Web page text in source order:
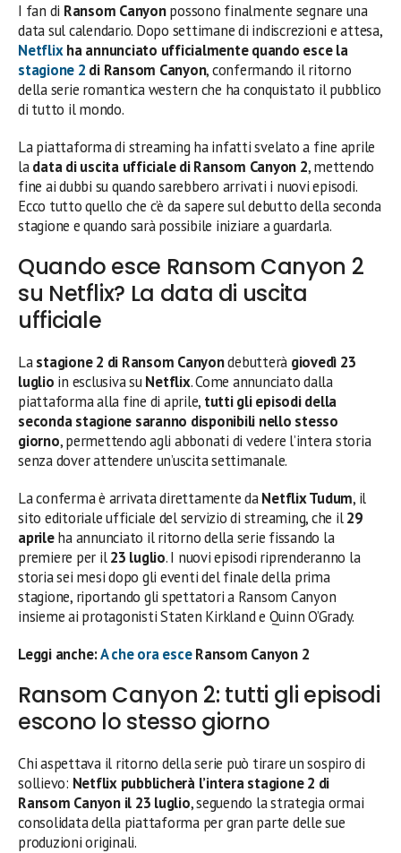
I fan di Ransom Canyonpossono finalmente segnare una
data sul calendario. Dopo settimane di indiscrezioni e attesa,
Netflixha annunciato ufficialmente quando esce la
stagione 2 di Ransom Canyon, confermando il ritorno
della serie romantica western che ha conquistato il pubblico
di tutto il mondo.
La piattaforma di streaming ha infatti svelato a fine aprile
ladata di uscita ufficiale di Ransom Canyon 2, mettendo
fine ai dubbi su quando sarebbero arrivati i nuovi episodi.
Ecco tutto quello che c’è da sapere sul debutto della seconda
stagione e quando sarà possibile iniziare a guardarla.
Quando esce Ransom Canyon 2
su Netflix? La data di uscita
ufficiale
Lastagione 2 di Ransom Canyondebutterà giovedì 23
luglio in esclusiva suNetflix. Come annunciato dalla
piattaforma alla fine di aprile, tutti gli episodi della
seconda stagione saranno disponibili nello stesso
giorno, permettendo agli abbonati di vedere l’intera storia
senza dover attendere un’uscita settimanale.
La conferma è arrivata direttamente daNetflix Tudum, il
sito editoriale ufficiale del servizio di streaming, che il29
aprileha annunciato il ritorno della serie fissando la
premiere per il23 luglio. I nuovi episodi riprenderanno la
storia sei mesi dopo gli eventi del finale della prima
stagione, riportando gli spettatori a Ransom Canyon
insieme ai protagonisti Staten Kirkland e Quinn O’Grady.
Leggi anche:A che ora esceRansom Canyon 2
Ransom Canyon 2: tutti gli episodi
escono lo stesso giorno
Chi aspettava il ritorno della serie può tirare un sospiro di
sollievo: Netflix pubblicherà l’intera stagione 2 di
Ransom Canyon il 23 luglio, seguendo la strategia ormai
consolidata della piattaforma per gran parte delle sue
produzioni originali.